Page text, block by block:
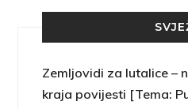
Zemljovidi za lutalice –
kraja povijesti [Tema: